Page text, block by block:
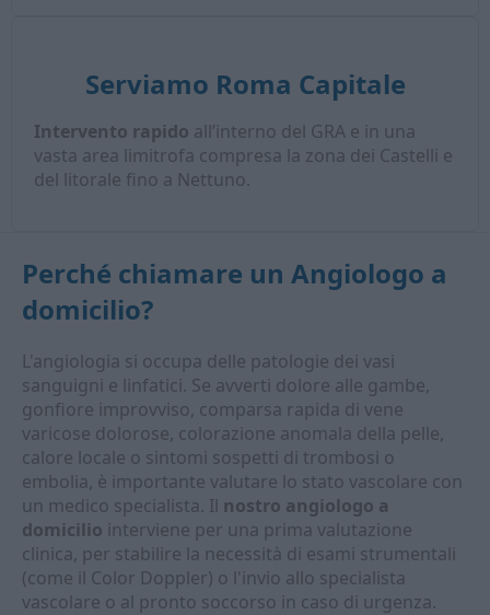
Serviamo Roma Capitale
Intervento rapido all’interno del GRA e in una
vasta area limitrofa compresa la zona dei Castelli e
del litorale fino a Nettuno.
Perché chiamare un Angiologo a
domicilio?
L'angiologia si occupa delle patologie dei vasi
sanguigni e linfatici. Se avverti dolore alle gambe,
gonfiore improvviso, comparsa rapida di vene
varicose dolorose, colorazione anomala della pelle,
calore locale o sintomi sospetti di trombosi o
embolia, è importante valutare lo stato vascolare con
un medico specialista. Il nostro angiologo a
domicilio interviene per una prima valutazione
clinica, per stabilire la necessità di esami strumentali
(come il Color Doppler) o l'invio allo specialista
vascolare o al pronto soccorso in caso di urgenza.